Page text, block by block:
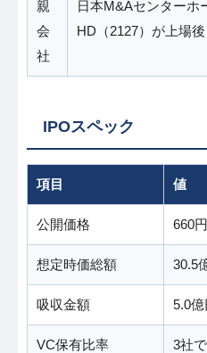
親
会
社
日本M&Aセンターホ
HD（2127）が上場
IPOスペック
項目 値
公開価格 660円
想定時価総額 30.5
吸収金額 5.0億
VC保有比率 3社